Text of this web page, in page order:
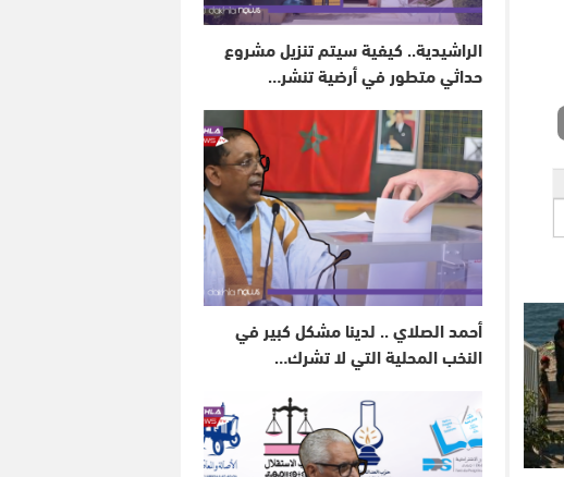
الراشيدية.. كيفية سيتم تنزيل مشروع
حداثي متطور في أرضية تنشر…
أحمد الصلاي .. لدينا مشكل كبير في
النخب المحلية التي لا تشرك…